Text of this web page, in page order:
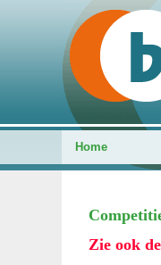
Home
Zie ook